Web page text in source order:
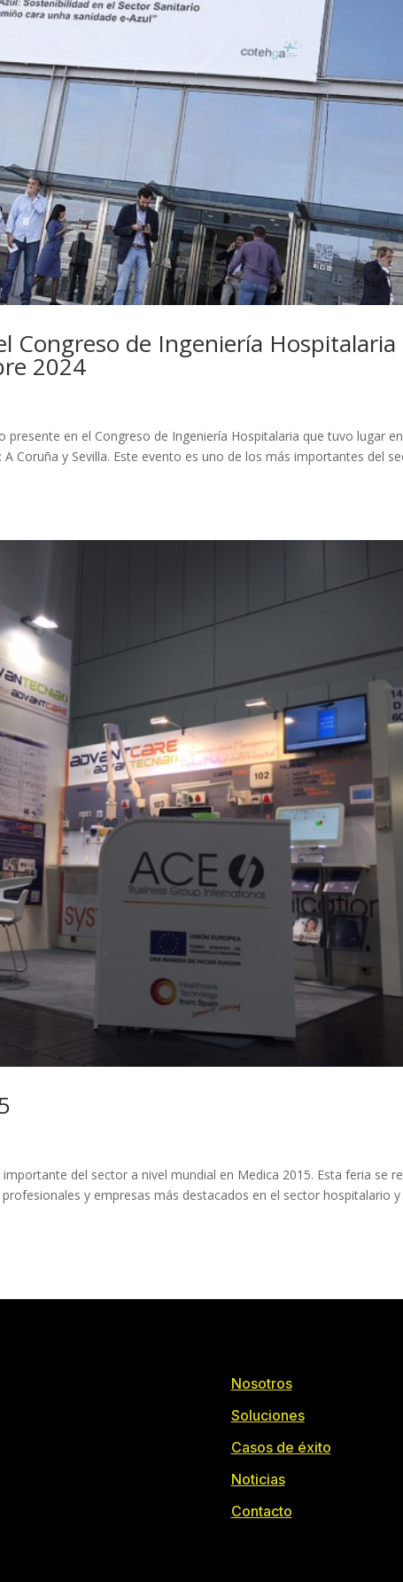
Congreso de Ingeniería Hospitalaria
2024
presente en el Congreso de Ingeniería Hospitalaria que tuvo lugar
Coruña y Sevilla. Este evento es uno de los más importantes del
del sector a nivel mundial en Medica 2015. Esta feria se
y empresas más destacados en el sector hospitalario y
Nosotros
Soluciones
Casos de éxito
Noticias
Contacto